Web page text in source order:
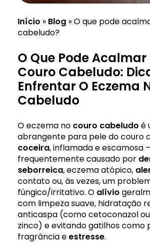
Início » Blog »O que pode
cabeludo?
O Que Pode Acalmar
Couro Cabeludo:
Enfrentar O Eczema
Cabeludo
O eczema no couro cabeludo é
abrangente para pele do couro
coceira, inflamada e escamosa
frequentemente causado por
seborreica, eczema atópico,
contato ou, às vezes, um
fúngico/irritativo. O alívio
com limpeza suave, hidratação
anticaspa (como cetoconazol
zinco) e evitando gatilhos como
fragrância eestresse.